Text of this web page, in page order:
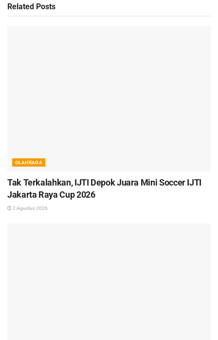
Related Posts
OLAHRAGA
Tak Terkalahkan, IJTI Depok Juara Mini Soccer IJTI
Jakarta Raya Cup 2026
2 Agustus 2026